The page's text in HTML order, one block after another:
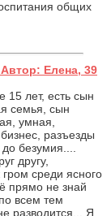
общих
Елена, 39
лет, есть сын
семья, сын
умная,
разъезды
безумия....
другу,
среди ясного
прямо не знай
всем тем
разводится... Я